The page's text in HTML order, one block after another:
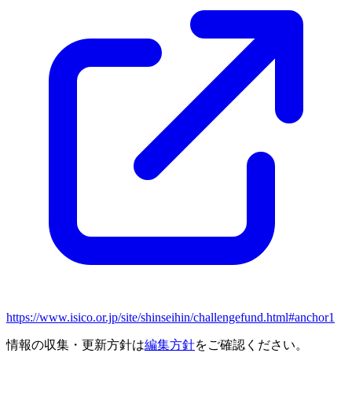
https://www.isico.or.jp/site/shinseihin/challengefund.html#anchor1
情報の収集・更新方針は編集方針をご確認ください。